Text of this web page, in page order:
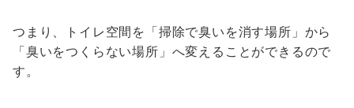
つまり、トイレ空間を「掃除で臭いを消す場所」から
「臭いをつくらない場所」へ変えることができるので
す。